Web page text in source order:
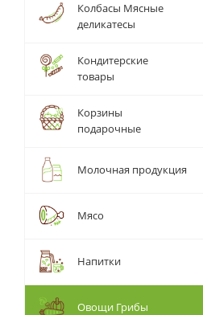
Колбасы Мясные
деликатесы
Кондитерские
товары
Корзины
подарочные
Молочная продукция
Мясо
Напитки
Овощи Грибы